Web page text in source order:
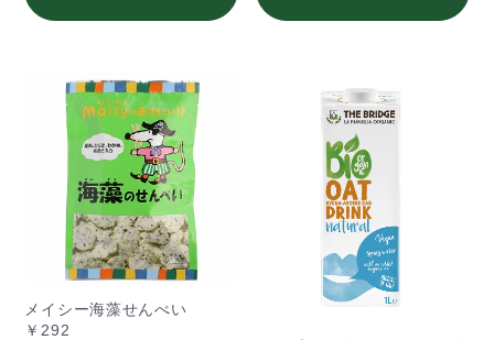
メイシー海藻せんべい
￥292